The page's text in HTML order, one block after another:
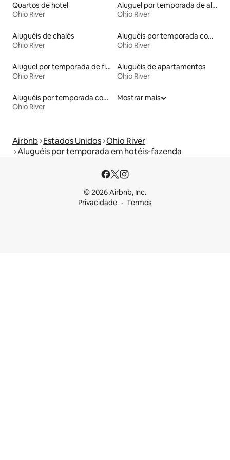
Quartos de hotel
Ohio River
Aluguel por temporada de alojamentos ecológicos
Ohio River
Aluguéis de chalés
Ohio River
Aluguéis por temporada com café da manhã
Ohio River
Aluguel por temporada de flats
Ohio River
Aluguéis de apartamentos
Ohio River
Aluguéis por temporada com acesso ao lago
Ohio River
Mostrar mais
Airbnb Estados Unidos Ohio River
Aluguéis por temporada em hotéis-fazenda
© 2026 Airbnb, Inc.
Privacidade
Termos